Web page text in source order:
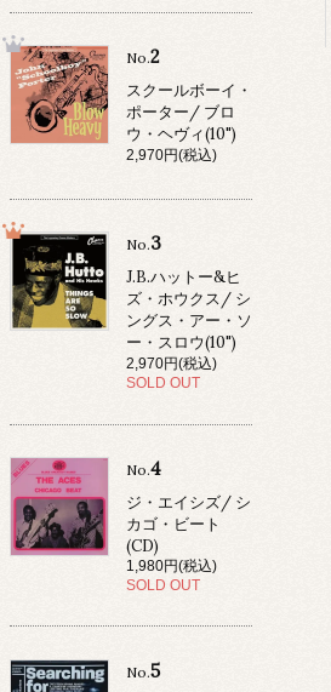
No.2
スクールボーイ・
ポーター/ ブロ
ウ・ヘヴィ(10")
2,970円(税込)
No.3
J.B.ハットー&ヒ
ズ・ホウクス/ シ
ングス・アー・ソ
ー・スロウ(10")
2,970円(税込)
SOLD OUT
No.4
ジ・エイシズ/ シ
カゴ・ビート
(CD)
1,980円(税込)
SOLD OUT
No.5